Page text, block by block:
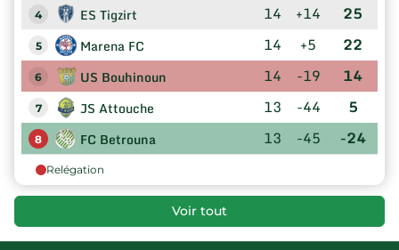
4 ES Tigzirt 14 +14 25
5 Marena FC 14 +5 22
6 US Bouhinoun 14 -19 14
7 JS Attouche 13 -44 5
8 FC Betrouna 13 -45 -24
Relégation
Voir tout